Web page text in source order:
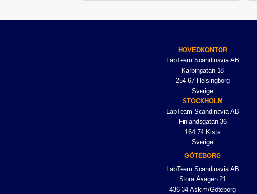
HOVEDKONTOR
LabTeam Scandinavia AB
Karbingatan 18
254 67 Helsingborg
Sverige
STOCKHOLM
LabTeam Scandinavia AB
Finlandsgatan 36
164 74 Kista
Sverige
GÖTEBORG
LabTeam Scandinavia AB
Stora Åvägen 21
436 34 Askim/Göteborg